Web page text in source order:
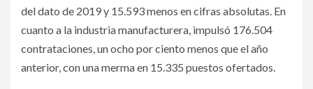
del dato de 2019 y 15.593 menos en cifras absolutas. En
cuanto a la industria manufacturera, impulsó 176.504
contrataciones, un ocho por ciento menos que el año
anterior, con una merma en 15.335 puestos ofertados.